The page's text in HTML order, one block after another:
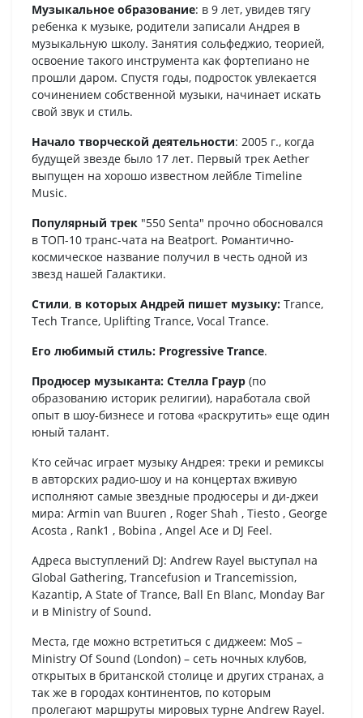
Музыкальное образование: в 9 лет, увидев тягу
ребенка к музыке, родители записали Андрея в
музыкальную школу. Занятия сольфеджио, теорией,
освоение такого инструмента как фортепиано не
прошли даром. Спустя годы, подросток увлекается
сочинением собственной музыки, начинает искать
свой звук и стиль.
Начало творческой деятельности: 2005 г., когда
будущей звезде было 17 лет. Первый трек Aether
выпущен на хорошо известном лейбле Timeline
Music.
Популярный трек "550 Senta" прочно обосновался
в ТОП-10 транс-чата на Beatport. Романтично-
космическое название получил в честь одной из
звезд нашей Галактики.
Стили, в которых Андрей пишет музыку: Trance,
Tech Trance, Uplifting Trance, Vocal Trance.
Его любимый стиль: Progressive Trance.
Продюсер музыканта: Стелла Граур (по
образованию историк религии), наработала свой
опыт в шоу-бизнесе и готова «раскрутить» еще один
юный талант.
Кто сейчас играет музыку Андрея: треки и ремиксы
в авторских радио-шоу и на концертах вживую
исполняют самые звездные продюсеры и ди-джеи
мира: Armin van Buuren , Roger Shah , Tiesto , George
Acosta , Rank1 , Bobina , Angel Ace и DJ Feel.
Адреса выступлений DJ: Andrew Rayel выступал на
Global Gathering, Trancefusion и Trancemission,
Kazantip, A State of Trance, Ball En Blanc, Monday Bar
и в Ministry of Sound.
Места, где можно встретиться с диджеем: MoS –
Ministry Of Sound (London) – сеть ночных клубов,
открытых в британской столице и других странах, а
так же в городах континентов, по которым
пролегают маршруты мировых турне Andrew Rayel.